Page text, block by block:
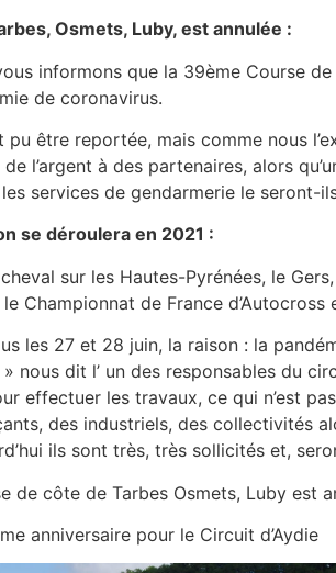
Osmets, Luby, est annulée :
informons que la 39ème Course
de coronavirus.
être reportée, mais comme nous
l’argent à des partenaires, alors
services de gendarmerie le seront-
se déroulera en 2021 :
sur les Hautes-Pyrénées, le
Championnat de France d’Autocross
les 27 et 28 juin, la raison : la
» nous dit l’ un des responsables du
effectuer les travaux, ce qui n’est
des industriels, des collectivités
ils sont très, très sollicités et,
de côte de Tarbes Osmets, Luby est
anniversaire pour le Circuit d’Aydie